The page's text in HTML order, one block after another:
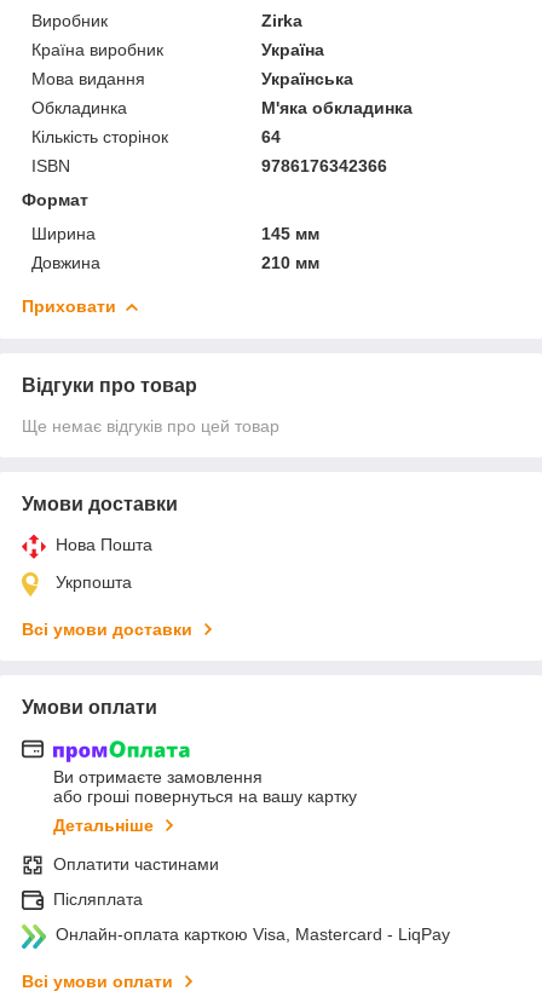
Виробник
Zirka
Країна виробник
Україна
Мова видання
Українська
Обкладинка
М'яка обкладинка
Кількість сторінок
64
ISBN
9786176342366
Формат
Ширина
145 мм
Довжина
210 мм
Приховати
Відгуки про товар
Ще немає відгуків про цей товар
Умови доставки
Нова Пошта
Укрпошта
Всі умови доставки
Умови оплати
Ви отримаєте замовлення
або гроші повернуться на вашу картку
Детальніше
Оплатити частинами
Післяплата
Онлайн-оплата карткою Visa, Mastercard - LiqPay
Всі умови оплати